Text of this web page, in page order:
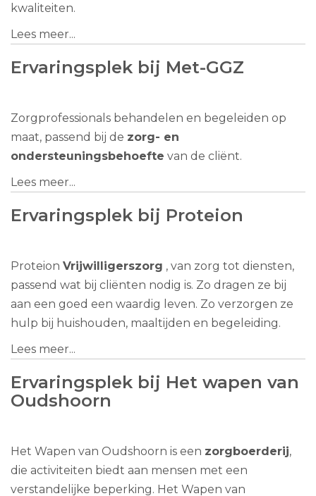
kwaliteiten.
Lees meer...
Ervaringsplek bij Met-GGZ
Zorgprofessionals behandelen en begeleiden op
maat, passend bij de zorg- en
ondersteuningsbehoefte van de cliënt.
Lees meer...
Ervaringsplek bij Proteion
Proteion Vrijwilligerszorg , van zorg tot diensten,
passend wat bij cliënten nodig is. Zo dragen ze bij
aan een goed een waardig leven. Zo verzorgen ze
hulp bij huishouden, maaltijden en begeleiding.
Lees meer...
Ervaringsplek bij Het wapen van
Oudshoorn
Het Wapen van Oudshoorn is een zorgboerderij,
die activiteiten biedt aan mensen met een
verstandelijke beperking. Het Wapen van